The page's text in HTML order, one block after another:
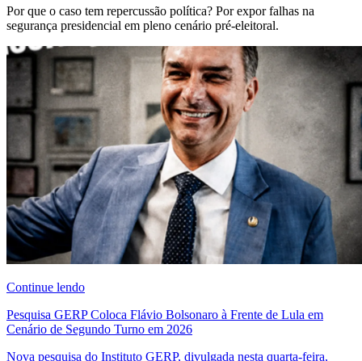
Por que o caso tem repercussão política? Por expor falhas na
segurança presidencial em pleno cenário pré-eleitoral.
Continue lendo
Pesquisa GERP Coloca Flávio Bolsonaro à Frente de Lula em
Cenário de Segundo Turno em 2026
Nova pesquisa do Instituto GERP, divulgada nesta quarta-feira,